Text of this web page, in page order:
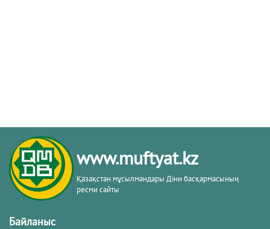
www.muftyat.kz
Қазақстан мұсылмандары Діни басқармасының
ресми сайты
Байланыс